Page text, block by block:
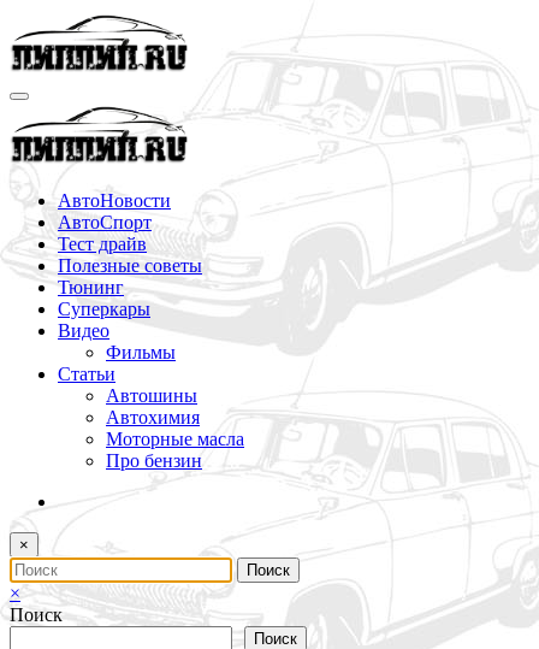
Перейти
к
содержимому
АвтоНовости
АвтоСпорт
Тест драйв
Полезные советы
Тюнинг
Суперкары
Видео
Фильмы
Статьи
Автошины
Автохимия
Моторные масла
Про бензин
×
×
Поиск
Поиск